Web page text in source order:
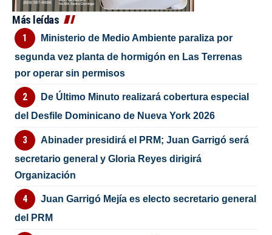
Más leídas
Ministerio de Medio Ambiente paraliza por
segunda vez planta de hormigón en Las Terrenas
por operar sin permisos
De Último Minuto realizará cobertura especial
del Desfile Dominicano de Nueva York 2026
Abinader presidirá el PRM; Juan Garrigó será
secretario general y Gloria Reyes dirigirá
Organización
Juan Garrigó Mejía es electo secretario general
del PRM